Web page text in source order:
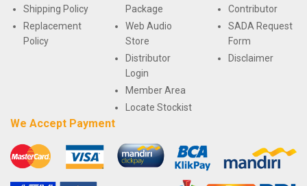
Shipping Policy
Replacement
Policy
Package
Web Audio
Store
Distributor
Login
Member Area
Locate Stockist
Contributor
SADA Request
Form
Disclaimer
We Accept Payment